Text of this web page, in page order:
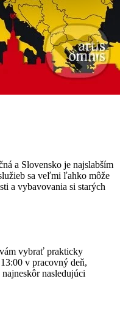
a Slovensko je najslabším
sa veľmi ľahko môže
a vybavovania si starých
vybrať prakticky
v pracovný deň,
nasledujúci